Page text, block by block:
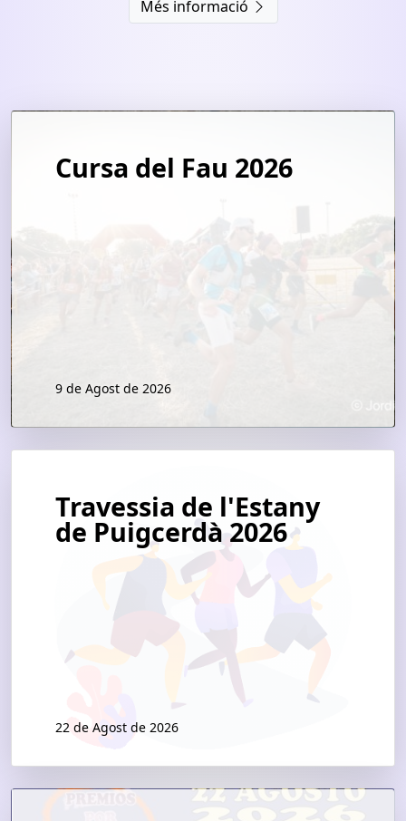
Més informació
Cursa del Fau 2026
9 de Agost de 2026
Travessia de l'Estany
de Puigcerdà 2026
22 de Agost de 2026